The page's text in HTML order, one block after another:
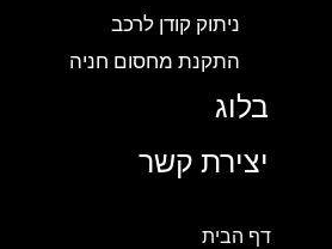
ניתוק קודן לרכב
התקנת מחסום חניה
בלוג
יצירת קשר
דף הבית